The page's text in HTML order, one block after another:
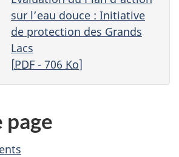
sur l’eau douce : Initiative
de protection des Grands
Lacs
[PDF- 706 Ko]
page